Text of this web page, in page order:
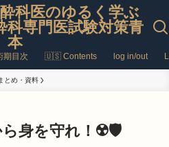
科医のゆるく学ぶ
科専門医試験対策青
本
期目次 🇺🇸 Contents log in/out
とめ・資料
身を守れ！☢️🛡️